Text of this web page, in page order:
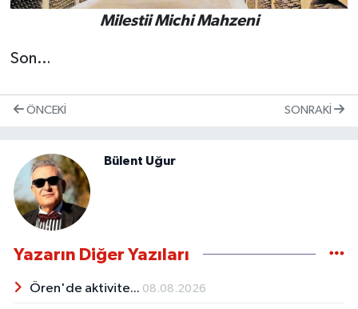
Milestii Michi Mahzeni
Son…
ÖNCEKI SONRAKI
Bülent Uğur
Yazarın Diğer Yazıları
Ören'de aktivite... 08.08.2026